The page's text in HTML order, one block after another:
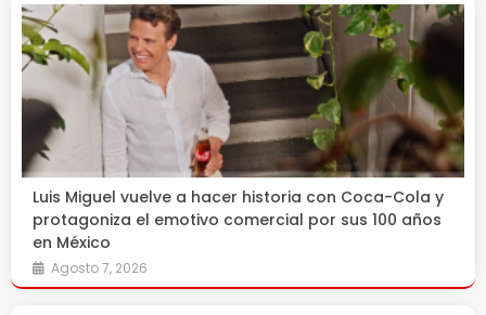
Luis Miguel vuelve a hacer historia con Coca-Cola y
protagoniza el emotivo comercial por sus 100 años
en México
Agosto 7, 2026